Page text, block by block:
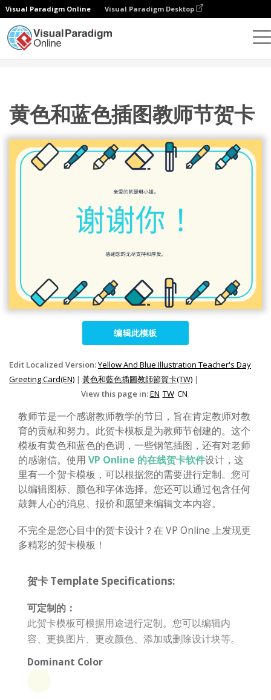
Visual Paradigm Online Visual Paradigm Desktop
黄色和蓝色插图教师节贺卡
编辑此模板
Edit Localized Version:Yellow And Blue Illustration Teacher's Day
Greeting Card(EN) | 黃色和藍色插圖教師節賀卡(TW) |
View this page in:EN TW CN
教师节是一个感谢教师教学的节日，旨在肯定教师对教
育的贡献和努力。此贺卡模板是为教师节创建的。这个
模板有黄色和蓝色的色调，一些钢笔插图，还有对老师
的感谢信。使用 VP Online 的在线贺卡软件设计，这
里有一个贺卡模板，可以根据您的需要进行定制。您可
以编辑图标、颜色和字体选择。您还可以通过包含任何
鼓舞人心的消息、报价和愿望来编辑文本内容。
不完全是您心目中的贺卡设计？在 VP Online 上发现更
多精彩的贺卡模板！
贺卡 Template Specifications:
可定制的：
此贺卡模板可根据用途进行定制。您可以编辑内
容、更换图片、更改颜色、添加或删除设计块等。
Dominant Color